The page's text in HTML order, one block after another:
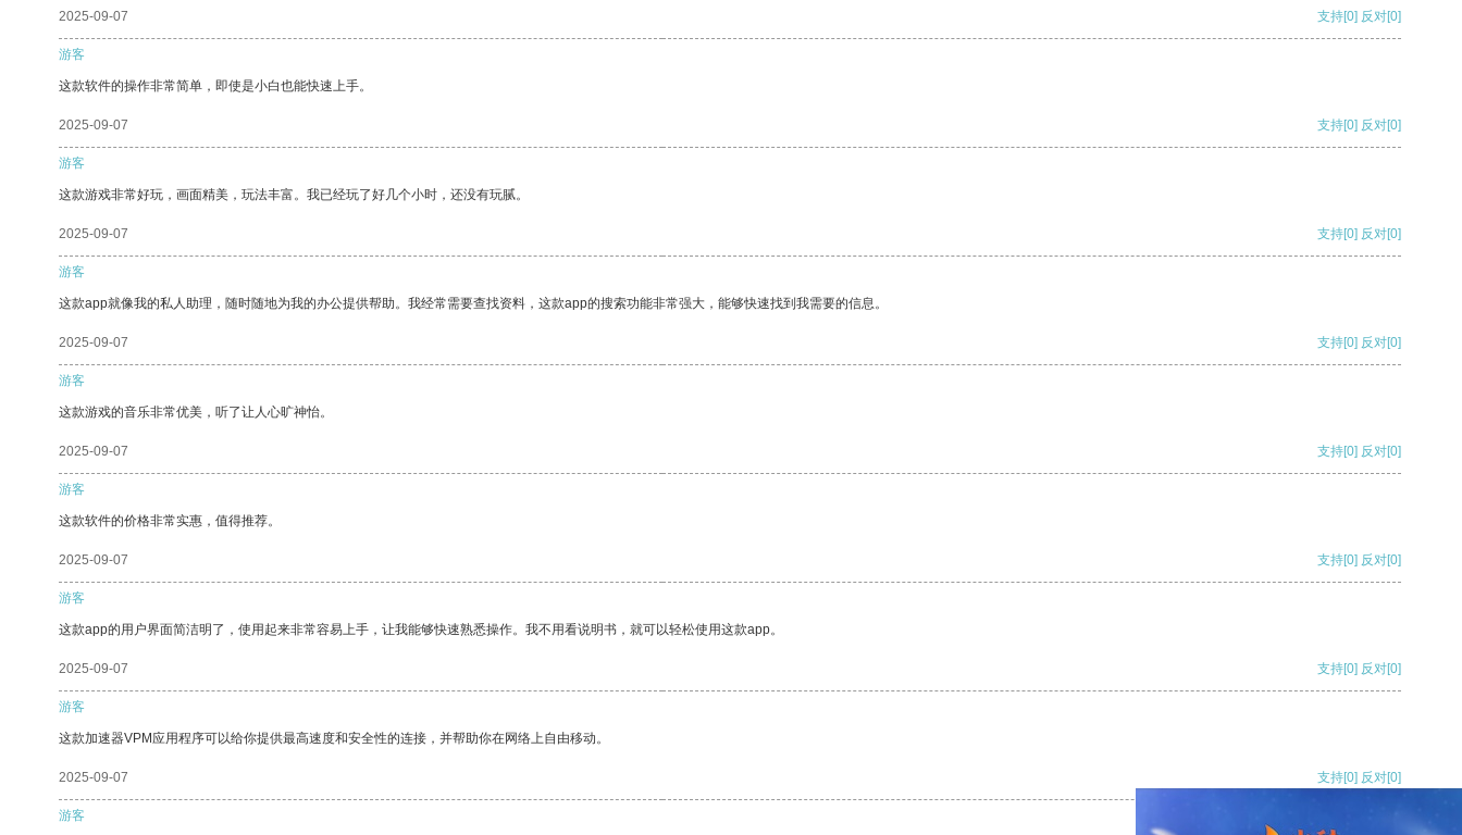
2025-09-07 支持[0] 反对[0]
游客
这款软件的操作非常简单，即使是小白也能快速上手。
2025-09-07 支持[0] 反对[0]
游客
这款游戏非常好玩，画面精美，玩法丰富。我已经玩了好几个小时，还没有玩腻。
2025-09-07 支持[0] 反对[0]
游客
这款app就像我的私人助理，随时随地为我的办公提供帮助。我经常需要查找资料，这款app的搜索功能非常强大，能够快速找到我需要的信息。
2025-09-07 支持[0] 反对[0]
游客
这款游戏的音乐非常优美，听了让人心旷神怡。
2025-09-07 支持[0] 反对[0]
游客
这款软件的价格非常实惠，值得推荐。
2025-09-07 支持[0] 反对[0]
游客
这款app的用户界面简洁明了，使用起来非常容易上手，让我能够快速熟悉操作。我不用看说明书，就可以轻松使用这款app。
2025-09-07 支持[0] 反对[0]
游客
这款加速器VPM应用程序可以给你提供最高速度和安全性的连接，并帮助你在网络上自由移动。
2025-09-07 支持[0] 反对[0]
游客